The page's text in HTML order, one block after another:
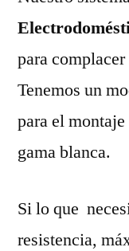
para
Tenemos un
para el
gama blanca.
Si lo que
resistencia,